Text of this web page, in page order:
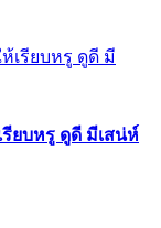
รียบหรู ดูดี มีเสน่ห์